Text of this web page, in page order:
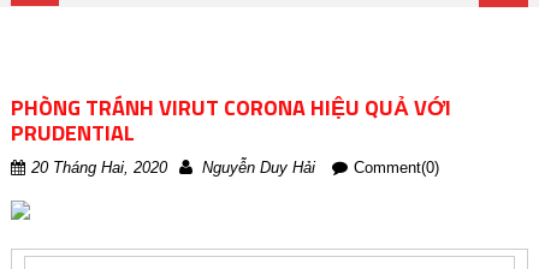
PHÒNG TRÁNH VIRUT CORONA HIỆU QUẢ VỚI
PRUDENTIAL
20 Tháng Hai, 2020 Nguyễn Duy Hải Comment(0)